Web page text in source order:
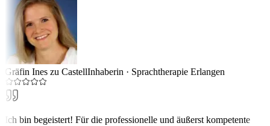
Gräfin Ines zu CastellInhaberin · Sprachtherapie Erlangen
Ich bin begeistert! Für die professionelle und äußerst kompetente